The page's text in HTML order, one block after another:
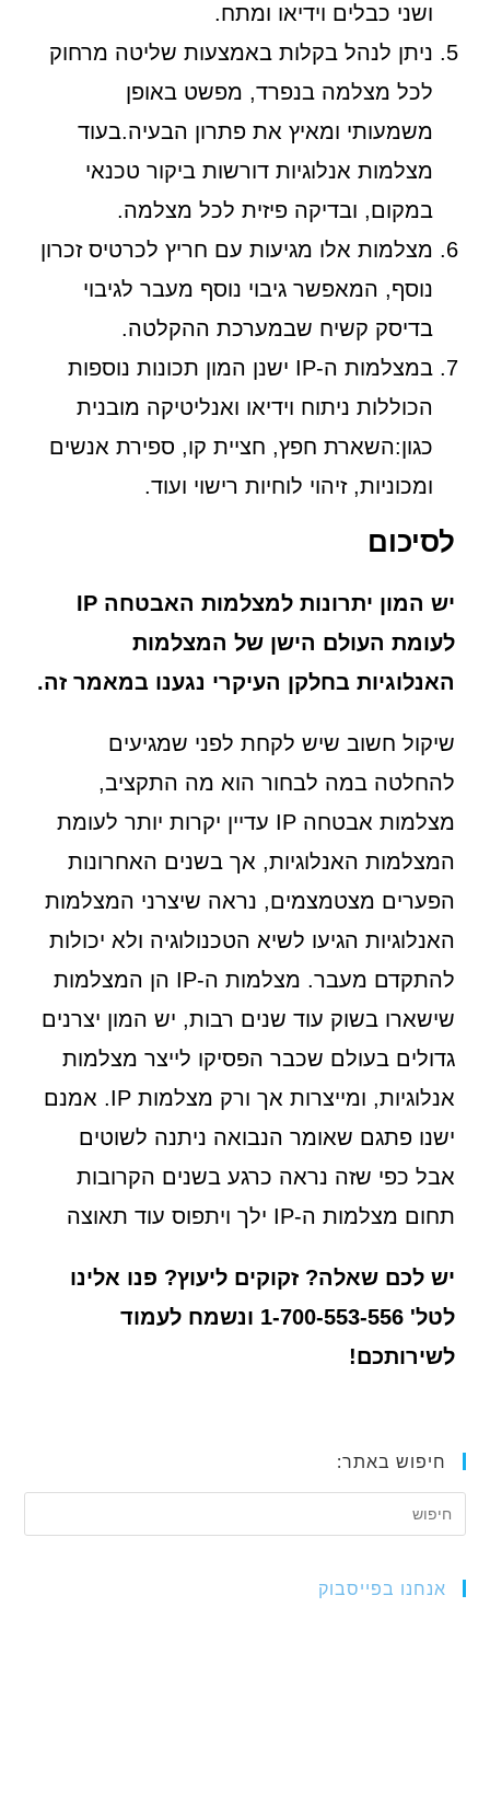
ושני כבלים וידיאו ומתח.
ניתן לנהל בקלות באמצעות שליטה מרחוק
לכל מצלמה בנפרד, מפשט באופן
משמעותי ומאיץ את פתרון הבעיה.בעוד
מצלמות אנלוגיות דורשות ביקור טכנאי
במקום, ובדיקה פיזית לכל מצלמה.
מצלמות אלו מגיעות עם חריץ לכרטיס זכרון
נוסף, המאפשר גיבוי נוסף מעבר לגיבוי
בדיסק קשיח שבמערכת ההקלטה.
במצלמות ה-IP ישנן המון תכונות נוספות
הכוללות ניתוח וידיאו ואנליטיקה מובנית
כגון:השארת חפץ, חציית קו, ספירת אנשים
ומכוניות, זיהוי לוחיות רישוי ועוד.
לסיכום
יש המון יתרונות למצלמות האבטחה IP
לעומת העולם הישן של המצלמות
האנלוגיות בחלקן העיקרי נגענו במאמר זה.
שיקול חשוב שיש לקחת לפני שמגיעים
להחלטה במה לבחור הוא מה התקציב,
מצלמות אבטחה IP עדיין יקרות יותר לעומת
המצלמות האנלוגיות, אך בשנים האחרונות
הפערים מצטמצמים, נראה שיצרני המצלמות
האנלוגיות הגיעו לשיא הטכנולוגיה ולא יכולות
להתקדם מעבר. מצלמות ה-IP הן המצלמות
שישארו בשוק עוד שנים רבות, יש המון יצרנים
גדולים בעולם שכבר הפסיקו לייצר מצלמות
אנלוגיות, ומייצרות אך ורק מצלמות IP. אמנם
ישנו פתגם שאומר הנבואה ניתנה לשוטים
אבל כפי שזה נראה כרגע בשנים הקרובות
תחום מצלמות ה-IP ילך ויתפוס עוד תאוצה
יש לכם שאלה? זקוקים ליעוץ? פנו אלינו
לטל' 1-700-553-556 ונשמח לעמוד
לשירותכם!
חיפוש באתר:
אנחנו בפייסבוק